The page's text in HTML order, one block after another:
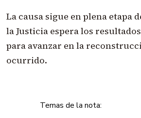
La causa sigue en plena etapa
la Justicia espera los
para avanzar en la
ocurrido.
Temas de la nota: